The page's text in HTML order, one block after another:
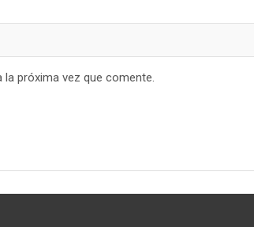
próxima vez que comente.